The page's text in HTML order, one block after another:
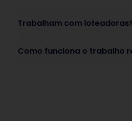
Trabalham com
Como funciona o trabalho